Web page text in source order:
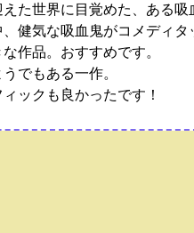
た世界に目覚めた、ある吸
健気な吸血鬼がコメディタ
作品。おすすめです。
でもある一作。
ックも良かったです！